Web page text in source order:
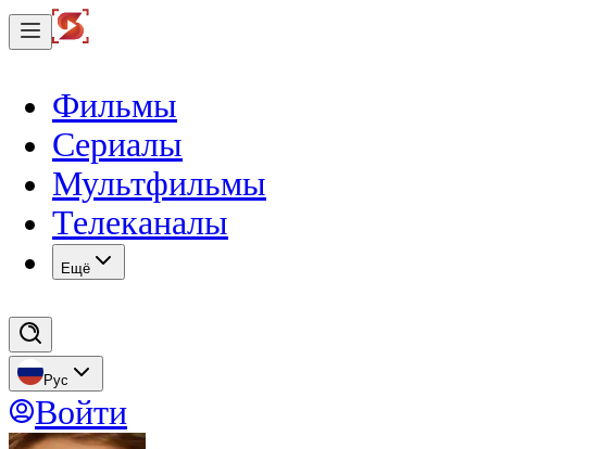
Фильмы
Сериалы
Мультфильмы
Телеканалы
Eщё
Рус
Войти